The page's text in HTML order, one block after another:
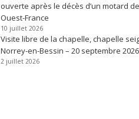
ouverte après le décès d’un motard
Ouest-France
10 juillet 2026
Visite libre de la chapelle, chapelle
Norrey-en-Bessin – 20 septembre
2 juillet 2026